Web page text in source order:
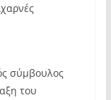
σύμβουλος
του